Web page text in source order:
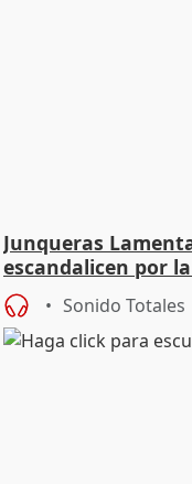
Junqueras
escandalicen por
Sonido Totales